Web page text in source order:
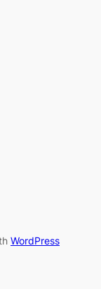
WordPress